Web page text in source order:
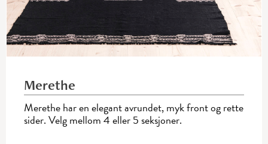
Merethe
Merethe har en elegant avrundet, myk front og rette
sider. Velg mellom 4 eller 5 seksjoner.